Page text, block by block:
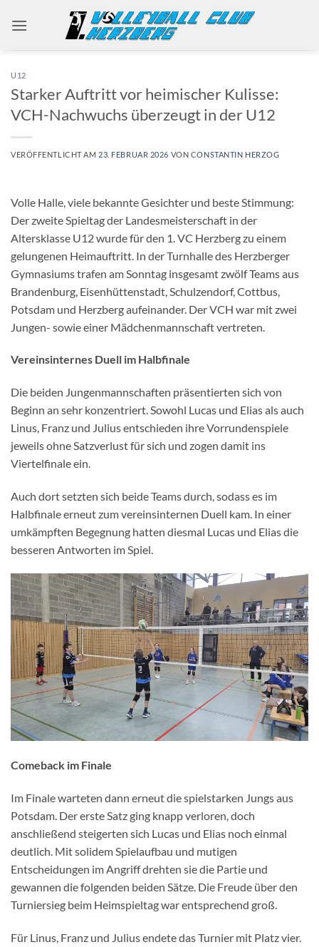
Inhalt
U12
Starker Auftritt vor heimischer Kulisse:
VCH-Nachwuchs überzeugt in der U12
VERÖFFENTLICHT AM 23. FEBRUAR 2026 VON CONSTANTIN HERZOG
Volle Halle, viele bekannte Gesichter und beste Stimmung:
Der zweite Spieltag der Landesmeisterschaft in der
Altersklasse U12 wurde für den 1. VC Herzberg zu einem
gelungenen Heimauftritt. In der Turnhalle des Herzberger
Gymnasiums trafen am Sonntag insgesamt zwölf Teams aus
Brandenburg, Eisenhüttenstadt, Schulzendorf, Cottbus,
Potsdam und Herzberg aufeinander. Der VCH war mit zwei
Jungen- sowie einer Mädchenmannschaft vertreten.
Vereinsinternes Duell im Halbfinale
Die beiden Jungenmannschaften präsentierten sich von
Beginn an sehr konzentriert. Sowohl Lucas und Elias als auch
Linus, Franz und Julius entschieden ihre Vorrundenspiele
jeweils ohne Satzverlust für sich und zogen damit ins
Viertelfinale ein.
Auch dort setzten sich beide Teams durch, sodass es im
Halbfinale erneut zum vereinsinternen Duell kam. In einer
umkämpften Begegnung hatten diesmal Lucas und Elias die
besseren Antworten im Spiel.
Comeback im Finale
Im Finale warteten dann erneut die spielstarken Jungs aus
Potsdam. Der erste Satz ging knapp verloren, doch
anschließend steigerten sich Lucas und Elias noch einmal
deutlich. Mit solidem Spielaufbau und mutigen
Entscheidungen im Angriff drehten sie die Partie und
gewannen die folgenden beiden Sätze. Die Freude über den
Turniersieg beim Heimspieltag war entsprechend groß.
Für Linus, Franz und Julius endete das Turnier mit Platz vier.